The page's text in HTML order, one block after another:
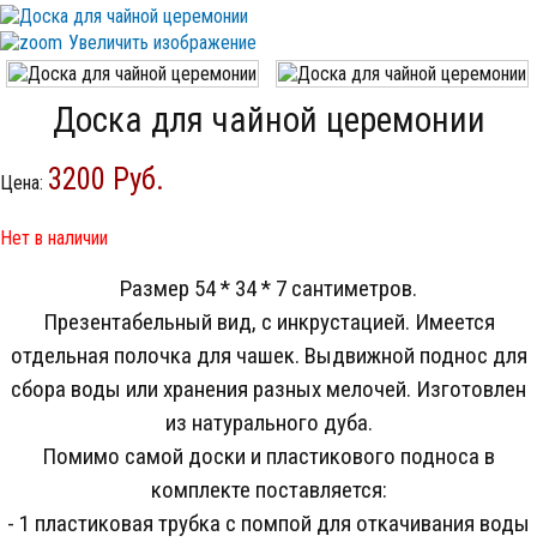
Увеличить изображение
Доска для чайной церемонии
Цена: 3200 Руб.
Нет в наличии
Размер 54 * 34 * 7 сантиметров.
Презентабельный вид, с инкрустацией. Имеется
отдельная полочка для чашек. Выдвижной поднос для
сбора воды или хранения разных мелочей. Изготовлен
из натурального дуба.
Помимо самой доски и пластикового подноса в
комплекте поставляется:
- 1 пластиковая трубка с помпой для откачивания воды